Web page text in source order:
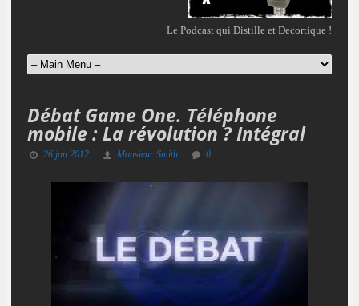
Le Podcast qui Distille et Decortique !
Débat Game One. Téléphone
mobile : La révolution ? Intégral
26 jan 2012 Monsieur Smith 0